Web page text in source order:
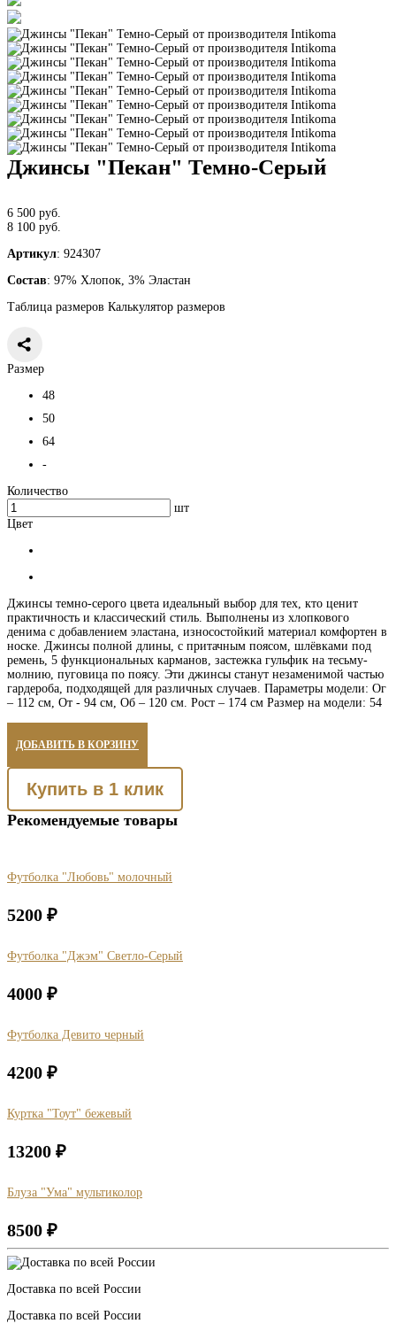
Джинсы "Пекан" Темно-Серый
6 500 руб.
8 100 руб.
Артикул: 924307
Состав: 97% Хлопок, 3% Эластан
Таблица размеров Калькулятор размеров
Размер
48
50
64
-
Количество
шт
Цвет
Джинсы темно-серого цвета идеальный выбор для тех, кто ценит
практичность и классический стиль. Выполнены из хлопкового
денима с добавлением эластана, износостойкий материал комфортен в
носке. Джинсы полной длины, с притачным поясом, шлёвками под
ремень, 5 функциональных карманов, застежка гульфик на тесьму-
молнию, пуговица по поясу. Эти джинсы станут незаменимой частью
гардероба, подходящей для различных случаев. Параметры модели: Ог
– 112 см, От - 94 см, Об – 120 см. Рост – 174 см Размер на модели: 54
ДОБАВИТЬ В КОРЗИНУ
Купить в 1 клик
Рекомендуемые товары
Футболка "Любовь" молочный
5200 ₽
Футболка "Джэм" Светло-Серый
4000 ₽
Футболка Девито черный
4200 ₽
Куртка "Тоут" бежевый
13200 ₽
Блуза "Ума" мультиколор
8500 ₽
Доставка по всей России
Доставка по всей России